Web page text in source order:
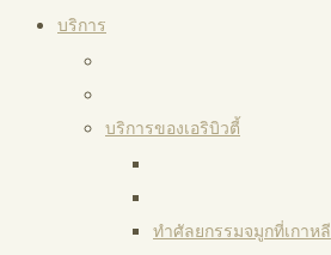
บริการ
บริการของเอริบิวตี้
ทำศัลยกรรมจมูกที่เกาหลี